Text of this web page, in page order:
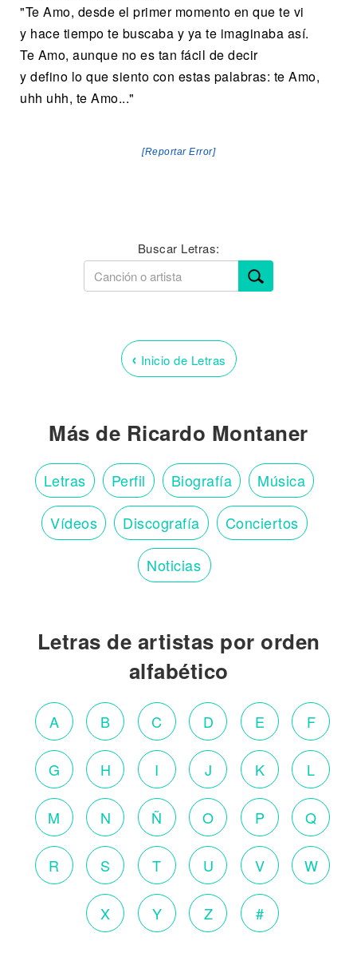
"Te Amo, desde el primer momento en que te vi
y hace tiempo te buscaba y ya te imaginaba así.
Te Amo, aunque no es tan fácil de decir
y defino lo que siento con estas palabras: te Amo,
uhh uhh, te Amo..."
[Reportar Error]
Buscar Letras:
‹ Inicio de Letras
Más de Ricardo Montaner
Letras Perfil Biografía Música
Vídeos Discografía Conciertos
Noticias
Letras de artistas por orden
alfabético
A B C D E F
G H I J K L
M N Ñ O P Q
R S T U V W
X Y Z #